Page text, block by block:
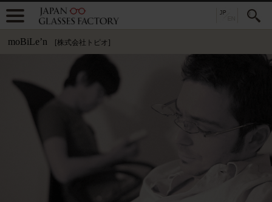
moBiLe’n [株式会社トピオ]